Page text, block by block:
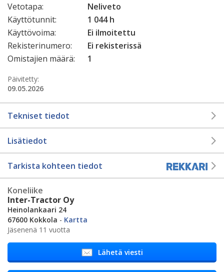
Vetotapa:
Neliveto
Käyttötunnit:
1 044 h
Käyttövoima:
Ei ilmoitettu
Rekisterinumero:
Ei rekisterissä
Omistajien määrä:
1
Päivitetty:
09.05.2026
Tekniset tiedot
Lisätiedot
Tarkista kohteen tiedot
Koneliike
Inter-Tractor Oy
Heinolankaari 24
67600 Kokkola - Kartta
Jäsenenä 11 vuotta
Lähetä viesti